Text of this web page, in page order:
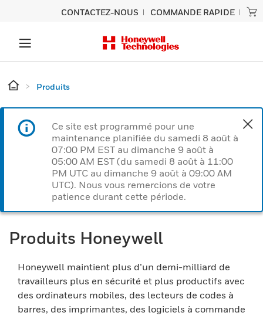
CONTACTEZ-NOUS COMMANDE RAPIDE
Produits
Ce site est programmé pour une
maintenance planifiée du samedi 8 août à
07:00 PM EST au dimanche 9 août à
05:00 AM EST (du samedi 8 août à 11:00
PM UTC au dimanche 9 août à 09:00 AM
UTC). Nous vous remercions de votre
patience durant cette période.
Produits Honeywell
Honeywell maintient plus d’un demi-milliard de
travailleurs plus en sécurité et plus productifs avec
des ordinateurs mobiles, des lecteurs de codes à
barres, des imprimantes, des logiciels à commande